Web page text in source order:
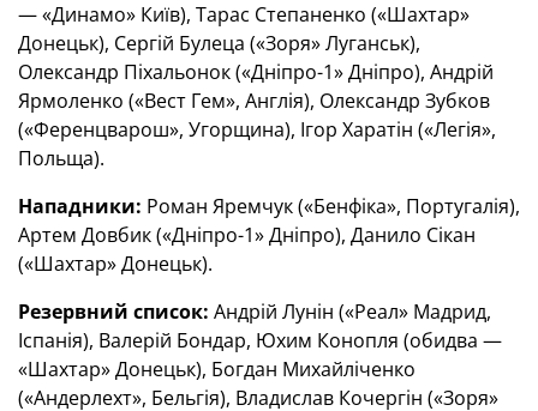
— «Динамо» Київ), Тарас Степаненко («Шахтар»
Донецьк), Сергій Булеца («Зоря» Луганськ),
Олександр Піхальонок («Дніпро-1» Дніпро), Андрій
Ярмоленко («Вест Гем», Англія), Олександр Зубков
(«Ференцварош», Угорщина), Ігор Харатін («Легія»,
Польща).
Нападники: Роман Яремчук («Бенфіка», Португалія),
Артем Довбик («Дніпро-1» Дніпро), Данило Сікан
(«Шахтар» Донецьк).
Резервний список: Андрій Лунін («Реал» Мадрид,
Іспанія), Валерій Бондар, Юхим Конопля (обидва —
«Шахтар» Донецьк), Богдан Михайліченко
(«Андерлехт», Бельгія), Владислав Кочергін («Зоря»